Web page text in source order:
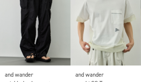
and wander
and wander